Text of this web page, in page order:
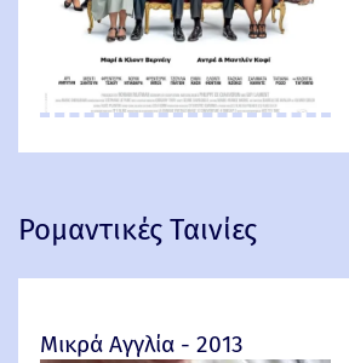
Ρομαντικές Ταινίες
Μικρά Αγγλία - 2013